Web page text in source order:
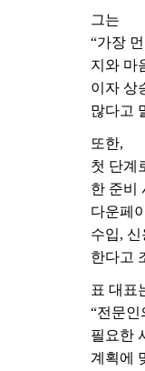
그는
“가장
지와 마
이자 상
많다고
또한,
첫 단계
한 준비
다운페이
수입, 신
한다고
표 대표
“전문인
필요한
계획에